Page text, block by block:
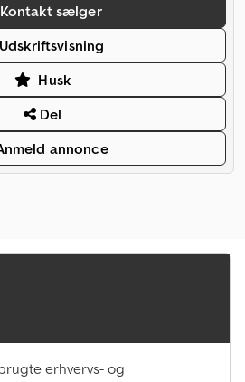
Kontakt sælger
Husk
Del
annonce
erhvervs- og